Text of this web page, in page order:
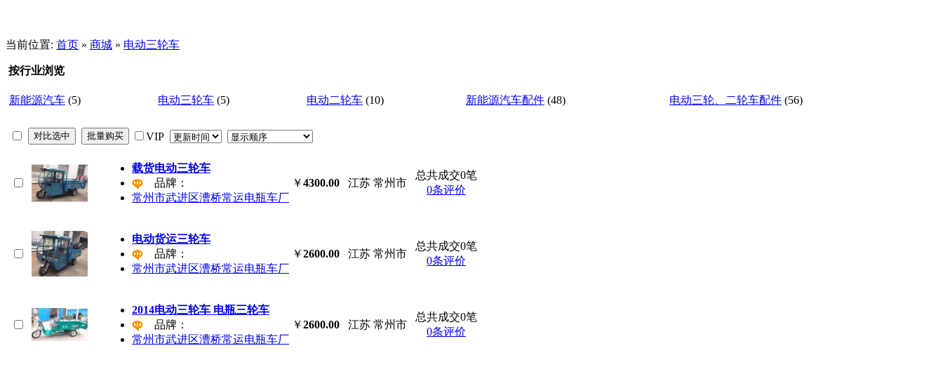
当前位置: 首页 » 商城 » 电动三轮车
按行业浏览
新能源汽车 (5) 电动三轮车 (5) 电动二轮车 (10) 新能源汽车配件 (48) 电动三轮、二轮车配件 (56)
VIP
载货电动三轮车
品牌：
常州市武进区漕桥常运电瓶车厂
￥4300.00 江苏 常州市
总共成交0笔
0条评价
电动货运三轮车
品牌：
常州市武进区漕桥常运电瓶车厂
￥2600.00 江苏 常州市
总共成交0笔
0条评价
2014电动三轮车 电瓶三轮车
品牌：
常州市武进区漕桥常运电瓶车厂
￥2600.00 江苏 常州市
总共成交0笔
0条评价